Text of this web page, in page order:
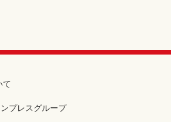
て
プレスグループ